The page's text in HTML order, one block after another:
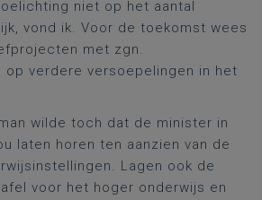
niet op het aantal
vond ik. Voor de toekomst wees
met zgn.
verdere versoepelingen in het
wilde toch dat de minister in
laten horen ten aanzien van de
Lagen ook de
voor het hoger onderwijs en